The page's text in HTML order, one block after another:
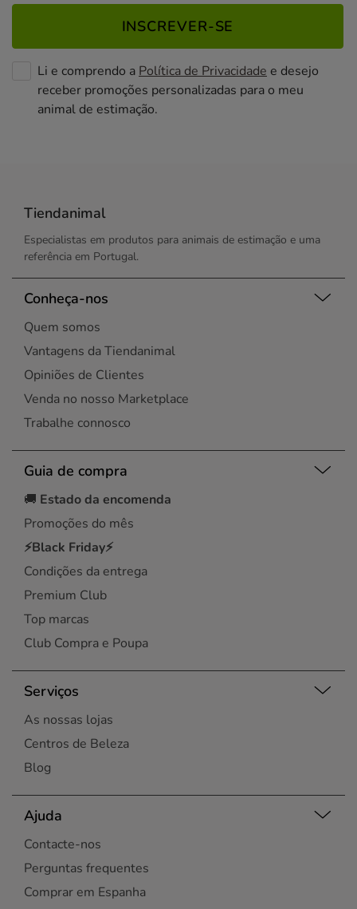
INSCREVER-SE
Li e comprendo a Política de Privacidade e desejo
receber promoções personalizadas para o meu
animal de estimação.
Tiendanimal
Especialistas em produtos para animais de estimação e uma
referência em Portugal.
Conheça-nos
Quem somos
Vantagens da Tiendanimal
Opiniões de Clientes
Venda no nosso Marketplace
Trabalhe connosco
Guia de compra
🚚 Estado da encomenda
Promoções do mês
⚡Black Friday⚡
Condições da entrega
Premium Club
Top marcas
Club Compra e Poupa
Serviços
As nossas lojas
Centros de Beleza
Blog
Ajuda
Contacte-nos
Perguntas frequentes
Comprar em Espanha